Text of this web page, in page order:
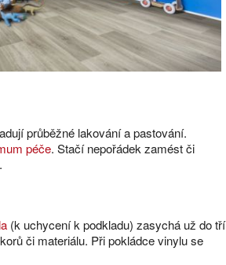
průběžné lakování a pastování.
péče. Stačí nepořádek zamést či
(k uchycení k podkladu) zasychá už do tří
či materiálu. Při pokládce vinylu se